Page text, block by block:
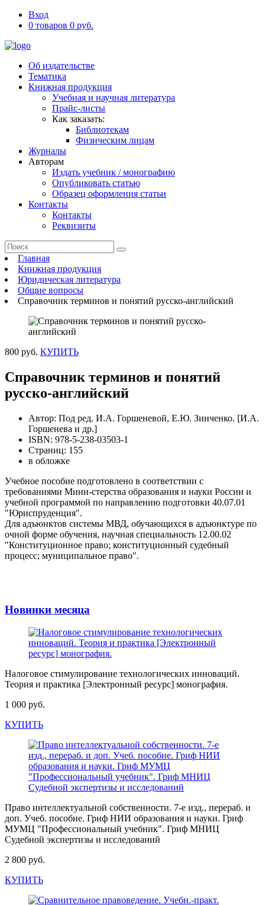
Вход
0 товаров 0 руб.
Об издательстве
Тематика
Книжная продукция
Учебная и научная литература
Прайс-листы
Как заказать:
Библиотекам
Физическим лицам
Журналы
Авторам
Издать учебник / монографию
Опубликовать статью
Образец оформления статьи
Контакты
Контакты
Реквизиты
Главная
Книжная продукция
Юридическая литература
Общие вопросы
Справочник терминов и понятий русско-английский
800 руб. КУПИТЬ
Справочник терминов и понятий
русско-английский
Автор: Под ред. И.А. Горшеневой, Е.Ю. Зинченко. [И.А.
Горшенева и др.]
ISBN: 978-5-238-03503-1
Страниц: 155
в обложке
Учебное пособие подготовлено в соответствии с
требованиями Мини-стерства образования и науки России и
учебной программой по направлению подготовки 40.07.01
"Юриспруденция".
Для адъюнктов системы МВД, обучающихся в адъюнктуре по
очной форме обучения, научная специальность 12.00.02
"Конституционное право; конституционный судебный
процесс; муниципальное право".
Новинки месяца
Налоговое стимулирование технологических инноваций.
Теория и практика [Электронный ресурс] монография.
1 000 руб.
КУПИТЬ
Право интеллектуальной собственности. 7-е изд., перераб. и
доп. Учеб. пособие. Гриф НИИ образования и науки. Гриф
МУМЦ "Профессиональный учебник". Гриф МНИЦ
Судебной экспертизы и исследований
2 800 руб.
КУПИТЬ